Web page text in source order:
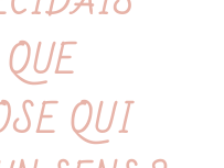
QUI